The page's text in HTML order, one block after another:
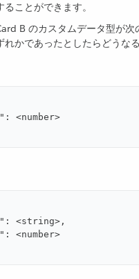
ることができます。
B のカスタムデータ型が次
れかであったとしたらどうなる
<number>
<string>,
<number>